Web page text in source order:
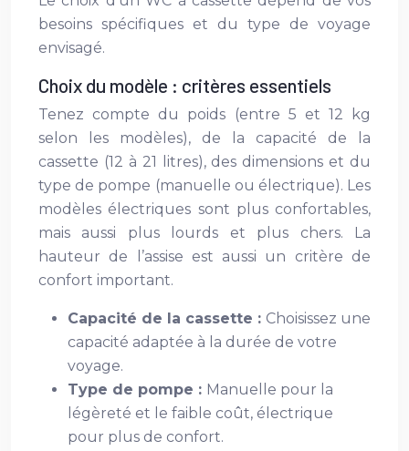
besoins spécifiques et du type de voyage
envisagé.
Choix du modèle : critères essentiels
Tenez compte du poids (entre 5 et 12 kg
selon les modèles), de la capacité de la
cassette (12 à 21 litres), des dimensions et du
type de pompe (manuelle ou électrique). Les
modèles électriques sont plus confortables,
mais aussi plus lourds et plus chers. La
hauteur de l’assise est aussi un critère de
confort important.
Capacité de la cassette : Choisissez une
capacité adaptée à la durée de votre
voyage.
Type de pompe : Manuelle pour la
légèreté et le faible coût, électrique
pour plus de confort.